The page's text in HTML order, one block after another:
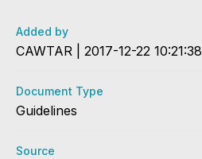
Added by
CAWTAR | 2017-12-22 10:21:38
Document Type
Guidelines
Source